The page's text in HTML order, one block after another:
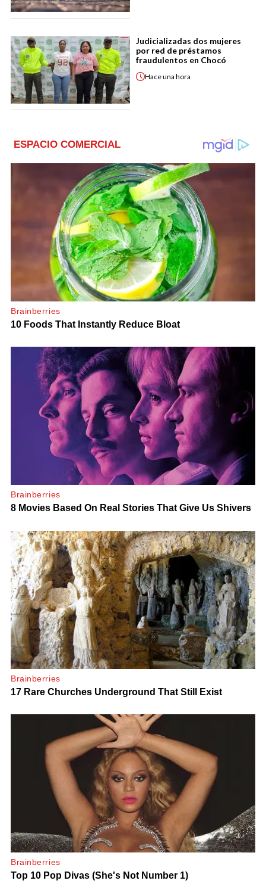
Judicializadas dos mujeres
por red de préstamos
fraudulentos en Chocó
Haceuna hora